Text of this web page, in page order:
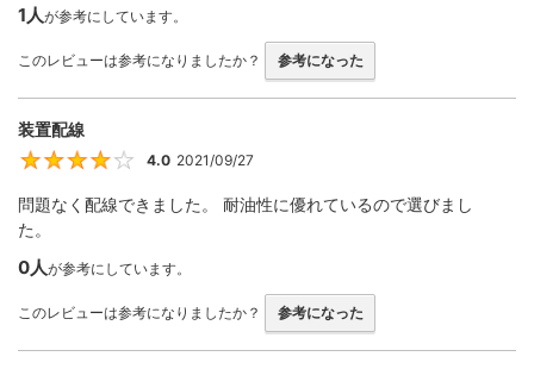
1人が参考にしています。
このレビューは参考になりましたか？ 参考になった
装置配線
4
4.0 2021/09/27
問題なく配線できました。 耐油性に優れているので選びまし
た。
0人が参考にしています。
このレビューは参考になりましたか？ 参考になった